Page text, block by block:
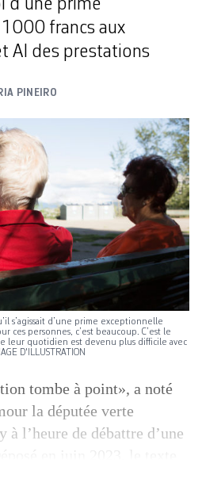
d’une prime
francs aux
AI des prestations
PINEIRO
s’agissait d’une prime exceptionnelle
ces personnes, c’est beaucoup. C’est le
leur quotidien est devenu plus difficile avec
D'ILLUSTRATION
tombe à point», a noté
la députée verte
l’heure de débattre d’une